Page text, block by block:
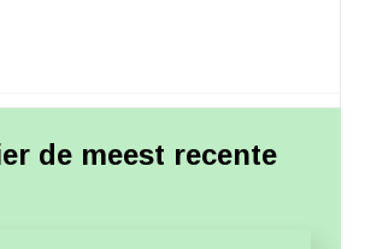
de meest recente